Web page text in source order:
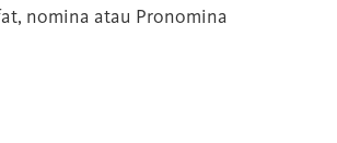
nomina atau Pronomina